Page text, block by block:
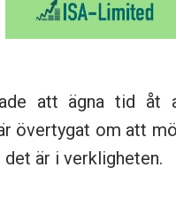
att ägna tid åt
övertygat om att
är i verkligheten.